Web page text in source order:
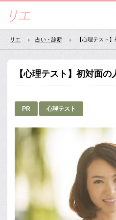
リエ 占い・診断 【心理テスト
【心理テスト】初対面の
PR 心理テスト